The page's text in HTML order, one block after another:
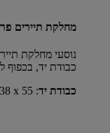
מחלקת תיירים
נוסעי מחלקת
כבודת יד, בכפוף
כבודת יד: 55 x‏ 38 x‏ 22 ס"מ (22 x‏ 15 x‏ 8 אינץ')